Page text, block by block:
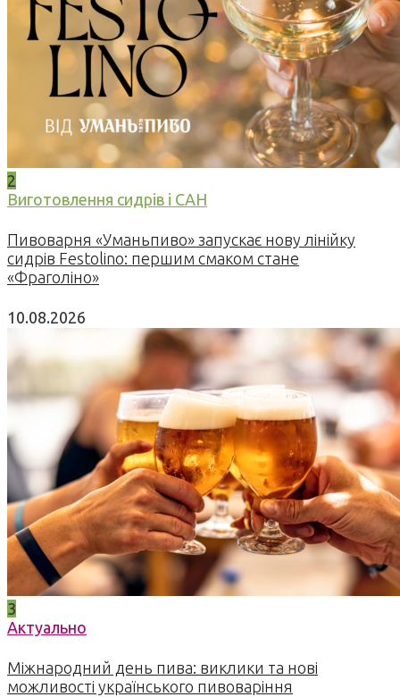
2
Виготовлення сидрів і САН
Пивоварня «Уманьпиво» запускає нову лінійку
сидрів Festolino: першим смаком стане
«Фраголіно»
10.08.2026
3
Актуально
Міжнародний день пива: виклики та нові
можливості українського пивоваріння